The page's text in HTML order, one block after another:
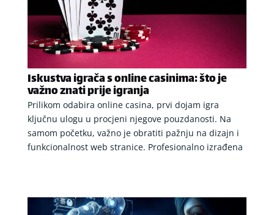
Iskustva igrača s online casinima: što je
važno znati prije igranja
Prilikom odabira online casina, prvi dojam igra
ključnu ulogu u procjeni njegove pouzdanosti. Na
samom početku, važno je obratiti pažnju na dizajn i
funkcionalnost web stranice. Profesionalno izrađena